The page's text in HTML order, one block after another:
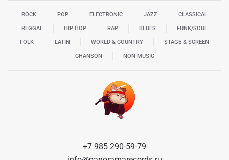
ROCK POP ELECTRONIC JAZZ CLASSICAL
REGGAE HIP HOP RAP BLUES FUNK/SOUL
FOLK LATIN WORLD & COUNTRY STAGE & SCREEN
CHANSON NON MUSIC
+7 985 290-59-79